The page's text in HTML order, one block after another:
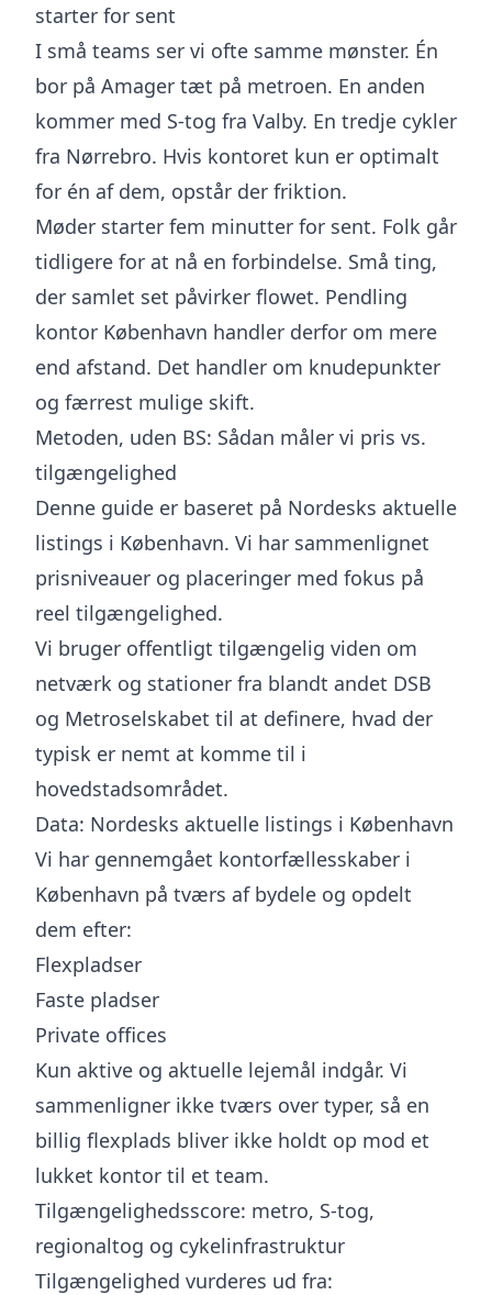
starter for sent
I små teams ser vi ofte samme mønster. Én
bor på Amager tæt på metroen. En anden
kommer med S-tog fra Valby. En tredje cykler
fra Nørrebro. Hvis kontoret kun er optimalt
for én af dem, opstår der friktion.
Møder starter fem minutter for sent. Folk går
tidligere for at nå en forbindelse. Små ting,
der samlet set påvirker flowet. Pendling
kontor København handler derfor om mere
end afstand. Det handler om knudepunkter
og færrest mulige skift.
Metoden, uden BS: Sådan måler vi pris vs.
tilgængelighed
Denne guide er baseret på Nordesks aktuelle
listings i København. Vi har sammenlignet
prisniveauer og placeringer med fokus på
reel tilgængelighed.
Vi bruger offentligt tilgængelig viden om
netværk og stationer fra blandt andet DSB
og Metroselskabet til at definere, hvad der
typisk er nemt at komme til i
hovedstadsområdet.
Data: Nordesks aktuelle listings i København
Vi har gennemgået kontorfællesskaber i
København på tværs af bydele og opdelt
dem efter:
Flexpladser
Faste pladser
Private offices
Kun aktive og aktuelle lejemål indgår. Vi
sammenligner ikke tværs over typer, så en
billig flexplads bliver ikke holdt op mod et
lukket kontor til et team.
Tilgængelighedsscore: metro, S-tog,
regionaltog og cykelinfrastruktur
Tilgængelighed vurderes ud fra: